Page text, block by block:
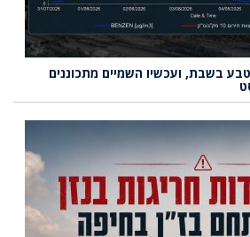
בשבת, ועכשיו השמיים מתכוננים